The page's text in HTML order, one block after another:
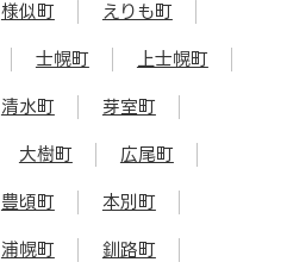
様似町 えりも町
士幌町 上士幌町
清水町 芽室町
大樹町 広尾町
豊頃町 本別町
浦幌町 釧路町